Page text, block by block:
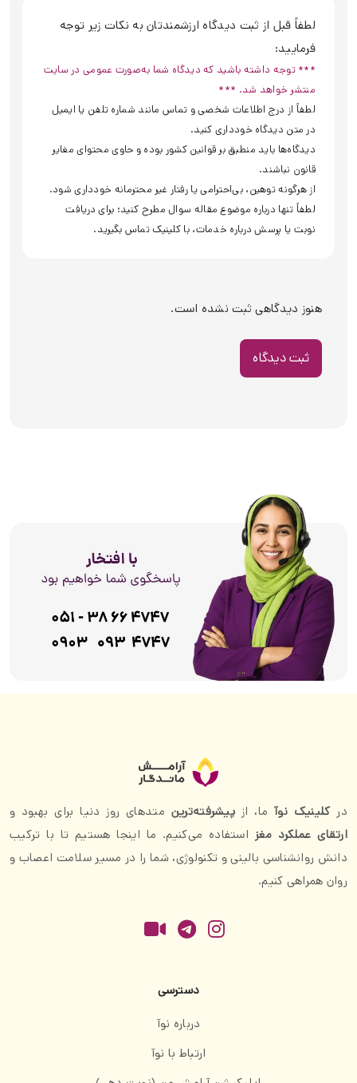
لطفاً قبل از ثبت دیدگاه ارزشمندتان به نکات زیر توجه
فرمایید:
*** توجه داشته باشید که دیدگاه شما به‌صورت عمومی در سایت
منتشر خواهد شد. ***
لطفاً از درج اطلاعات شخصی و تماس مانند شماره تلفن یا ایمیل
در متن دیدگاه خودداری کنید.
دیدگاه‌ها باید منطبق بر قوانین کشور بوده و حاوی محتوای مغایر
قانون نباشند.
از هرگونه توهین، بی‌احترامی یا رفتار غیر محترمانه خودداری شود.
لطفاً تنها درباره موضوع مقاله سوال مطرح کنید؛ برای دریافت
نوبت یا پرسش درباره خدمات، با کلینیک تماس بگیرید.
هنوز دیدگاهی ثبت نشده است.
ثبت دیدگاه
درکلینیک نوآما، از پیشرفته‌ترین متدهای روز دنیا برای بهبود و
ارتقای عملکرد مغز استفاده می‌کنیم. ما اینجا هستیم تا با ترکیب
دانش روانشناسی بالینی و تکنولوژی، شما را در مسیر سلامت اعصاب و
روان همراهی کنیم.
دسترسی
درباره نوآ
ارتباط با نوآ